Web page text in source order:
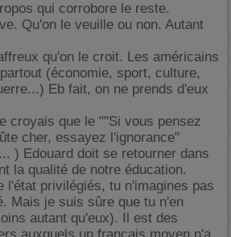
qui corrobore le reste.
Qu'on le veuille ou non. Autant
qu'on le croit. Les américains
(économie, sport, culture,
Eb fait, on ne prends d'eux
croyais que le ""Si vous pensez
cher, essayez l'ignorance"
) Edouard doit se retourner dans
la qualité de notre éducation.
l'état privilégiés, tu n'imagines pas
Mais je suis sûre que tu n'en
autant qu'eux). Il est des